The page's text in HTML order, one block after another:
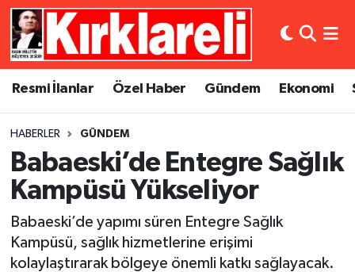
Resmi İlanlar Özel Haber Gündem Ekonomi
HABERLER GÜNDEM
Babaeski’de Entegre Sağlık
Kampüsü Yükseliyor
Babaeski’de yapımı süren Entegre Sağlık
Kampüsü, sağlık hizmetlerine erişimi
kolaylaştırarak bölgeye önemli katkı sağlayacak.
Resmi İlanlar
Gündem
Ekonomi
Siyaset
Spor
Asayiş
Dünya
Kültür Sanat
Magazin
Künye
Gizlilik Sözleşmesi
Merkez Nöbetçi Eczaneler
Merkez Trafik Yoğunluk Haritası
Süper Lig Puan Durumu ve Fikstür
Tüm Manşetler
Son Dakika Haberleri